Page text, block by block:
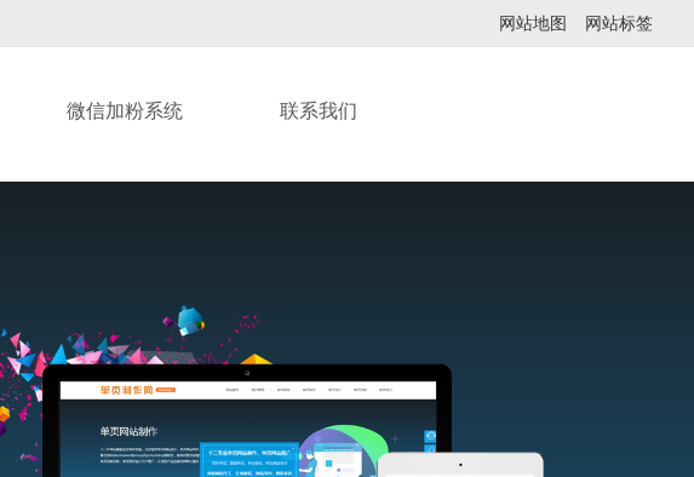
网站地图 网站标签
微信加粉系统 联系我们